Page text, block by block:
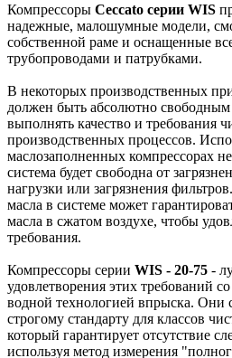
Компрессоры Ceccato серии WIS
надежные, малошумные модели,
собственной раме и оснащенные
трубопроводами и патрубками.
В некоторых производственных
должен быть абсолютно
выполнять качество и требования
производственных процессов.
маслозаполненных компрессорах
система будет свободна от
нагрузки или загрязнения
масла в системе может
масла в сжатом воздухе, чтобы
требования.
Компрессоры серии WIS - 20-75 -
удовлетворения этих требований
водной технологией впрыска. Они
строгому стандарту для классов
который гарантирует отсутствие
используя метод измерения